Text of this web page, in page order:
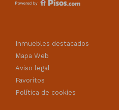
Inmuebles destacados
Mapa Web
Aviso legal
Favoritos
Política de cookies